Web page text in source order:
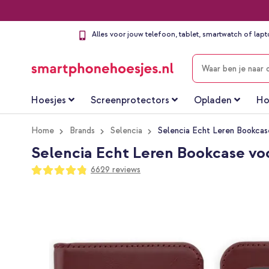
Alles voor jouw telefoon, tablet, smartwatch of
ZOEKEN
Hoesjes Screenprotectors Opladen
Home Brands Selencia Selencia Echt Leren
Selencia Echt Leren Bookcase
Waardering:
96
100
6629 reviews